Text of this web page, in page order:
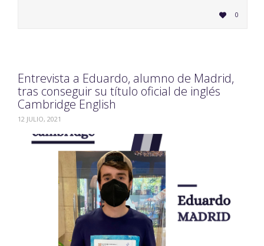
 LOVE
IT0
Entrevista a Eduardo, alumno de Madrid,
tras conseguir su título oficial de inglés
Cambridge English
12 JULIO, 2021